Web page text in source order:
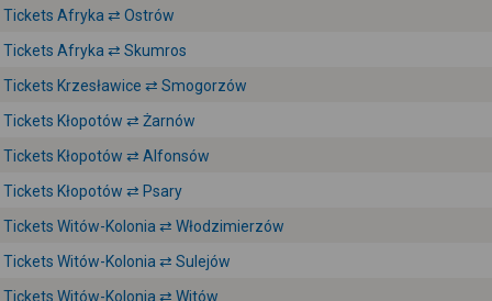
Tickets Afryka ⇄ Ostrów
Tickets Afryka ⇄ Skumros
Tickets Krzesławice ⇄ Smogorzów
Tickets Kłopotów ⇄ Żarnów
Tickets Kłopotów ⇄ Alfonsów
Tickets Kłopotów ⇄ Psary
Tickets Witów-Kolonia ⇄ Włodzimierzów
Tickets Witów-Kolonia ⇄ Sulejów
Tickets Witów-Kolonia ⇄ Witów